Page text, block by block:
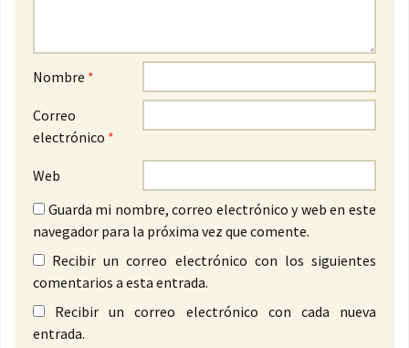
Nombre *
Correo
electrónico *
Web
Guarda mi nombre, correo electrónico y web en este
navegador para la próxima vez que comente.
Recibir un correo electrónico con los siguientes
comentarios a esta entrada.
Recibir un correo electrónico con cada nueva
entrada.